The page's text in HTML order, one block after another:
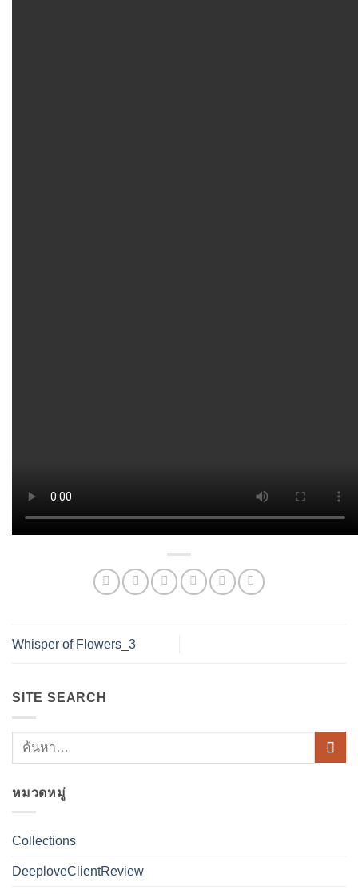
Whisper of Flowers_3
SITE SEARCH
หมวดหมู่
Collections
DeeploveClientReview